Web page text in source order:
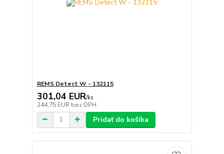
REMS Detect W - 132115
301,04 EUR/ks
244,75 EUR bez DPH
Pridať do košíka